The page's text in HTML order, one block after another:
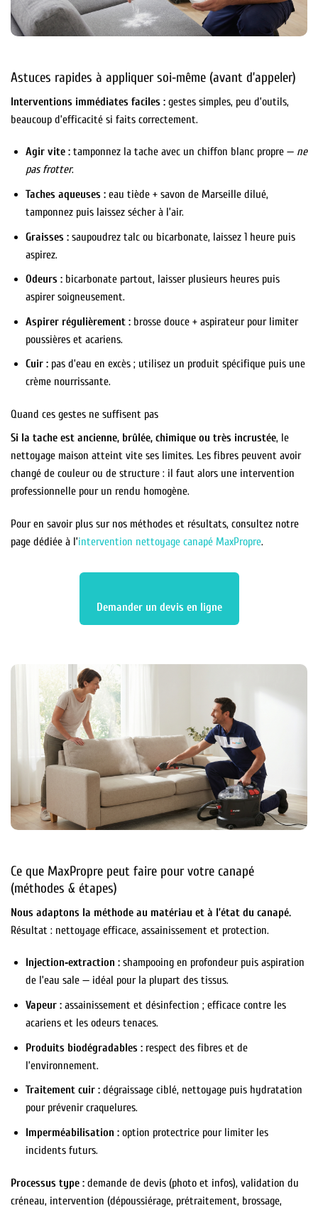
Astuces rapides à appliquer soi‑même (avant d’appeler)
Interventions immédiates faciles : gestes simples, peu d’outils,
beaucoup d’efficacité si faits correctement.
Agir vite :tamponnez la tache avec un chiffon blanc propre — ne
pas frotter.
Taches aqueuses :eau tiède + savon de Marseille dilué,
tamponnez puis laissez sécher à l’air.
Graisses :saupoudrez talc ou bicarbonate, laissez 1 heure puis
aspirez.
Odeurs :bicarbonate partout, laisser plusieurs heures puis
aspirer soigneusement.
Aspirer régulièrement :brosse douce + aspirateur pour limiter
poussières et acariens.
Cuir :pas d’eau en excès ; utilisez un produit spécifique puis une
crème nourrissante.
Quand ces gestes ne suffisent pas
Si la tache est ancienne, brûlée, chimique ou très incrustée, le
nettoyage maison atteint vite ses limites. Les fibres peuvent avoir
changé de couleur ou de structure : il faut alors une intervention
professionnelle pour un rendu homogène.
Pour en savoir plus sur nos méthodes et résultats, consultez notre
page dédiée à l’intervention nettoyage canapé MaxPropre.
Demander un devis en ligne
Ce que MaxPropre peut faire pour votre canapé
(méthodes & étapes)
Nous adaptons la méthode au matériau et à l’état du canapé.
Résultat : nettoyage efficace, assainissement et protection.
Injection‑extraction :shampooing en profondeur puis aspiration
de l’eau sale — idéal pour la plupart des tissus.
Vapeur :assainissement et désinfection ; efficace contre les
acariens et les odeurs tenaces.
Produits biodégradables :respect des fibres et de
l’environnement.
Traitement cuir :dégraissage ciblé, nettoyage puis hydratation
pour prévenir craquelures.
Imperméabilisation :option protectrice pour limiter les
incidents futurs.
Processus type : demande de devis (photo et infos), validation du
créneau, intervention (dépoussiérage, prétraitement, brossage,